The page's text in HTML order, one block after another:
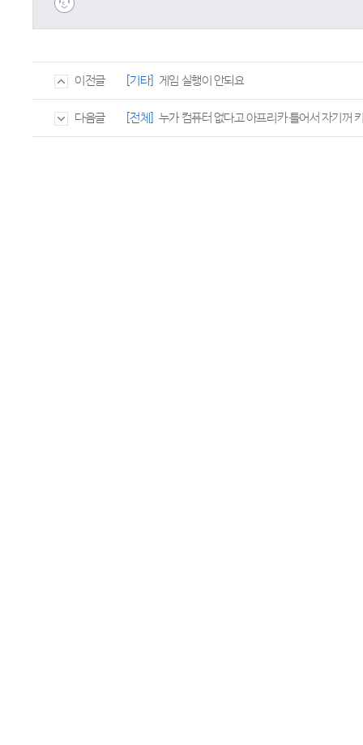
이전글 [기타] 게임 실행이 안되요
다음글 [전체] 누가 컴퓨터 없다고 아프리카 틀어서 자기꺼